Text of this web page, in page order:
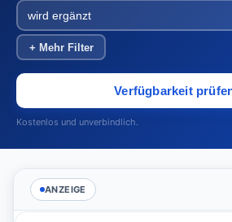
+ Mehr Filter
Verfügbarkeit
Kostenlos und unverbindlich.
ANZEIGE